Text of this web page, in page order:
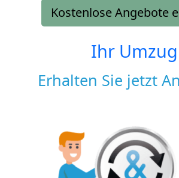
Kostenlose Angebote
Ihr Umzug
Erhalten Sie jetzt